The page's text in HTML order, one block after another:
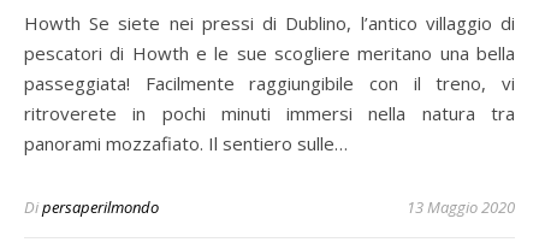
Howth Se siete nei pressi di Dublino, l’antico villaggio di
pescatori di Howth e le sue scogliere meritano una bella
passeggiata! Facilmente raggiungibile con il treno, vi
ritroverete in pochi minuti immersi nella natura tra
panorami mozzafiato. Il sentiero sulle…
Dipersaperilmondo 13 Maggio 2020